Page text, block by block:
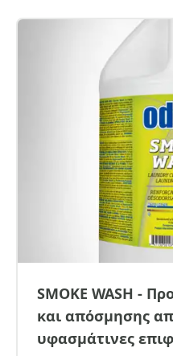
SMOKE WASH -
και απόσμησης
υφασμάτινες